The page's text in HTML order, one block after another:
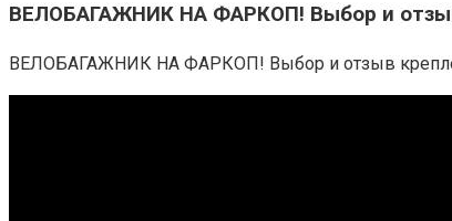
ВЕЛОБАГАЖНИК НА ФАРКОП! Выбор и отзыв
ВЕЛОБАГАЖНИК НА ФАРКОП! Выбор и отзыв